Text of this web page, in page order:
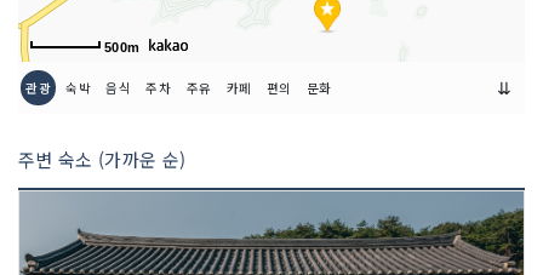
500m
관광 숙박 음식 주차 주유 카페 편의 문화 ⇊
주변 숙소 (가까운 순)